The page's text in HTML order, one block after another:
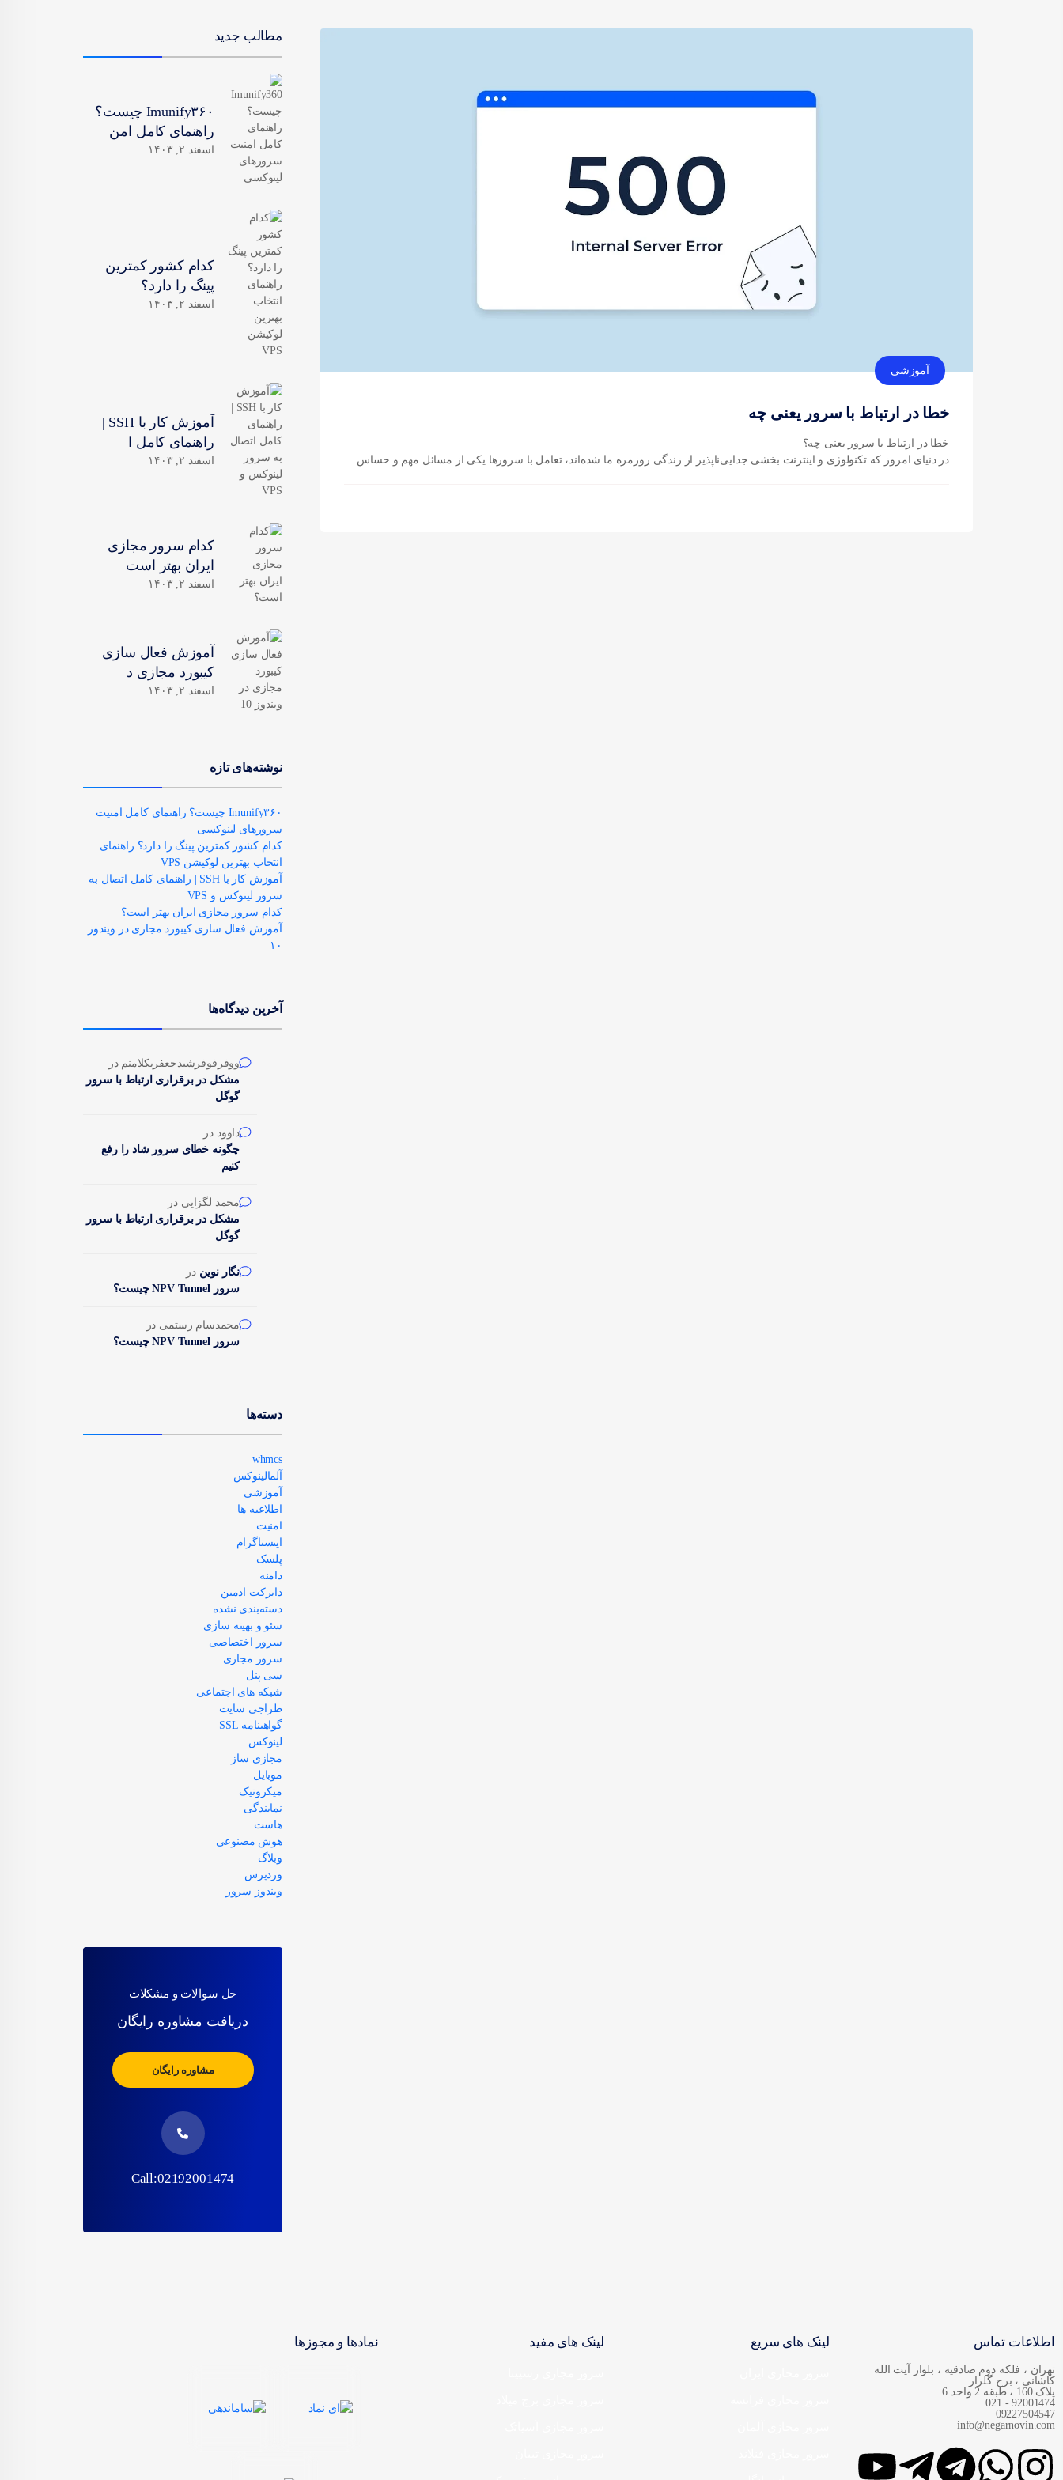
آموزشی
خطا در ارتباط با سرور یعنی چه
خطا در ارتباط با سرور یعنی چه؟
در دنیای امروز که تکنولوژی و اینترنت بخشی جدایی‌ناپذیر از زندگی روزمره ما شده‌اند، تعامل با سرورها یکی از مسائل مهم و حساس ...
مطالب جدید
Imunify۳۶۰ چیست؟
راهنمای کامل امن
اسفند ۲, ۱۴۰۳
کدام کشور کمترین
پینگ را دارد؟
اسفند ۲, ۱۴۰۳
آموزش کار با SSH |
راهنمای کامل ا
اسفند ۲, ۱۴۰۳
کدام سرور مجازی
ایران بهتر است
اسفند ۲, ۱۴۰۳
آموزش فعال سازی
کیبورد مجازی د
اسفند ۲, ۱۴۰۳
نوشته‌های تازه
Imunify۳۶۰ چیست؟ راهنمای کامل امنیت
سرورهای لینوکسی
کدام کشور کمترین پینگ را دارد؟ راهنمای
انتخاب بهترین لوکیشن VPS
آموزش کار با SSH | راهنمای کامل اتصال به
سرور لینوکس و VPS
کدام سرور مجازی ایران بهتر است؟
آموزش فعال سازی کیبورد مجازی در ویندوز
۱۰
آخرین دیدگاه‌ها
ووفرفوفرشیدجعفریکلامنم در
مشکل در برقراری ارتباط با سرور
گوگل
داوود در
چگونه خطای سرور شاد را رفع
کنیم
محمد لگزایی در
مشکل در برقراری ارتباط با سرور
گوگل
نگار نوین در
سرور NPV Tunnel چیست؟
محمدسام رستمی در
سرور NPV Tunnel چیست؟
دسته‌ها
whmcs
آلمالینوکس
آموزشی
اطلاعیه ها
امنیت
اینستاگرام
پلسک
دامنه
دایرکت ادمین
دسته‌بندی نشده
سئو و بهینه سازی
سرور اختصاصی
سرور مجازی
سی پنل
شبکه های اجتماعی
طراجی سایت
گواهینامه SSL
لینوکس
مجازی ساز
موبایل
میکروتیک
نمایندگی
هاست
هوش مصنوعی
وبلاگ
وردپرس
ویندوز سرور
حل سوالات و مشکلات
دریافت مشاوره رایگان
مشاوره رایگان
Call:02192001474
اطلاعات تماس
تهران ، فلکه دوم صادقیه ، بلوار آیت الله
کاشانی ، برج گلزار
پلاک 160 ، طبقه 2 واحد 6
92001474 - 021
09227504547
info@negarnovin.com
لینک های سریع لینک های مفید نمادها و مجوزها